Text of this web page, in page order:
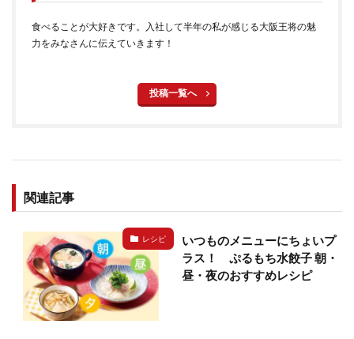
食べることが大好きです。入社して半年の私が感じる大阪王将の魅
力をみなさんに伝えていきます！
投稿一覧へ
関連記事
レシピ
いつものメニューにちょいプ
ラス！ ぷるもち水餃子 朝・
昼・夜のおすすめレシピ